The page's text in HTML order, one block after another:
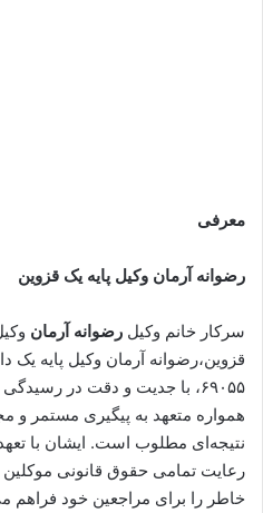
معرفی
رضوانه آرمان وکیل پایه یک قزوین
سرکار خانم وکیل رضوانه آرمان
قزوین،رضوانه آرمان وکیل پایه یک
۶۹۰۵۵، با جدیت و دقت در
همواره متعهد به پیگیری مستمر و
نتیجه‌ای مطلوب است. ایشان با
رعایت تمامی حقوق قانونی موکلین
خاطر را برای مراجعین خود